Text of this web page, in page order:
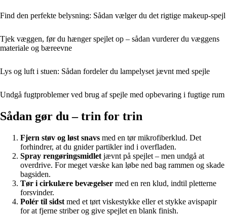
Find den perfekte belysning: Sådan vælger du det rigtige makeup-spejl
Tjek væggen, før du hænger spejlet op – sådan vurderer du væggens
materiale og bæreevne
Lys og luft i stuen: Sådan fordeler du lampelyset jævnt med spejle
Undgå fugtproblemer ved brug af spejle med opbevaring i fugtige rum
Sådan gør du – trin for trin
Fjern støv og løst snavs med en tør mikrofiberklud. Det
forhindrer, at du gnider partikler ind i overfladen.
Spray rengøringsmidlet jævnt på spejlet – men undgå at
overdrive. For meget væske kan løbe ned bag rammen og skade
bagsiden.
Tør i cirkulære bevægelser med en ren klud, indtil pletterne
forsvinder.
Polér til sidst med et tørt viskestykke eller et stykke avispapir
for at fjerne striber og give spejlet en blank finish.